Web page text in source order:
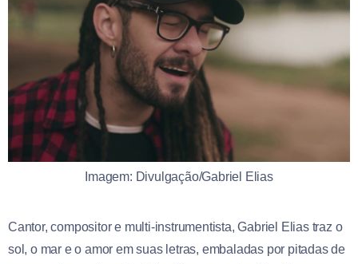
Imagem: Divulgação/Gabriel Elias
Cantor, compositor e multi-instrumentista, Gabriel Elias traz o
sol, o mar e o amor em suas letras, embaladas por pitadas de